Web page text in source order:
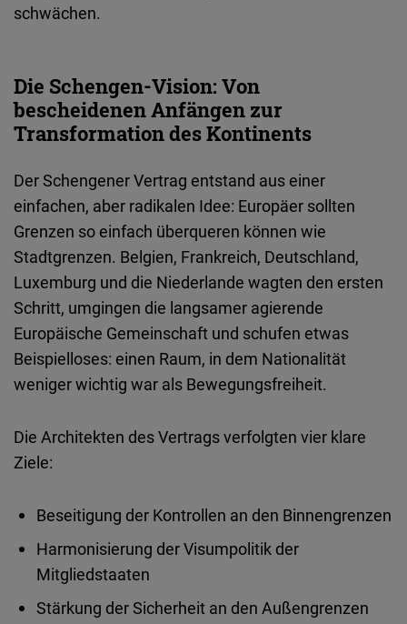
schwächen.
Die Schengen-Vision: Von
bescheidenen Anfängen zur
Transformation des Kontinents
DerSchengenerVertrag entstand aus einer
einfachen, aber radikalen Idee: Europäer sollten
Grenzen so einfach überqueren können wie
Stadtgrenzen. Belgien, Frankreich, Deutschland,
Luxemburg und die Niederlande wagten den ersten
Schritt, umgingen die langsamer agierende
Europäische Gemeinschaft und schufen etwas
Beispielloses: einen Raum, in dem Nationalität
wenigerwichtig war als Bewegungsfreiheit.
Die Architekten desVertragsverfolgten vier klare
Ziele:
Beseitigung der Kontrollen an den Binnengrenzen
Harmonisierung derVisumpolitik der
Mitgliedstaaten
Stärkung derSicherheit an den Außengrenzen